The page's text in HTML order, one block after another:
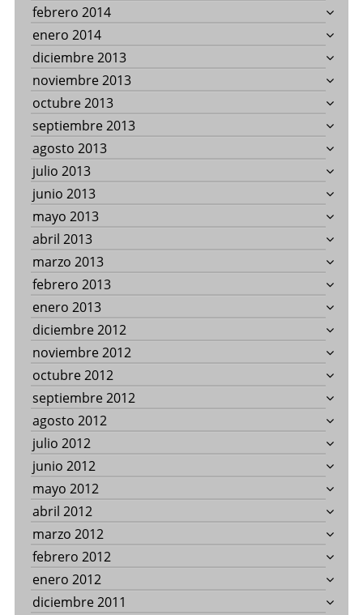
febrero 2014
enero 2014
diciembre 2013
noviembre 2013
octubre 2013
septiembre 2013
agosto 2013
julio 2013
junio 2013
mayo 2013
abril 2013
marzo 2013
febrero 2013
enero 2013
diciembre 2012
noviembre 2012
octubre 2012
septiembre 2012
agosto 2012
julio 2012
junio 2012
mayo 2012
abril 2012
marzo 2012
febrero 2012
enero 2012
diciembre 2011